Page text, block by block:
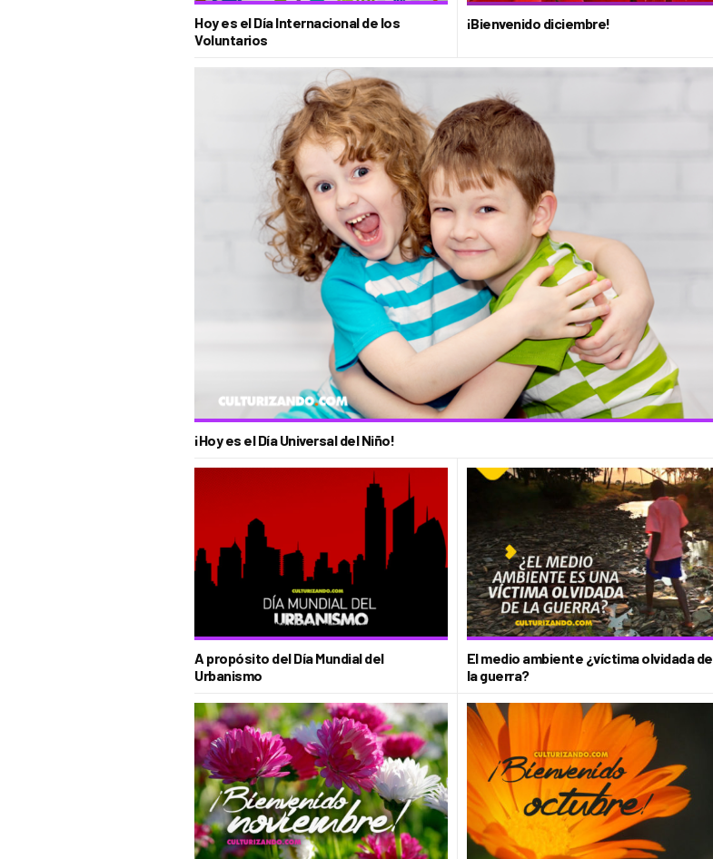
Hoy es el Día Internacional de los
Voluntarios
¡Bienvenido diciembre!
¡Hoy es el Día Universal del Niño!
A propósito del Día Mundial del
Urbanismo
El medio ambiente ¿víctima olvidada de
la guerra?